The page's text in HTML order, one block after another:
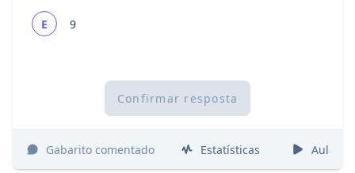
E 9
Confirmar resposta
Gabarito comentado Estatísticas Aulas